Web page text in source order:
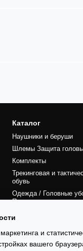
Каталог
Наушники и беруши
Шлемы Защита
Комплекты
Трекинговая и
обувь
Одежда / Головные
Перчатки
и
вашего